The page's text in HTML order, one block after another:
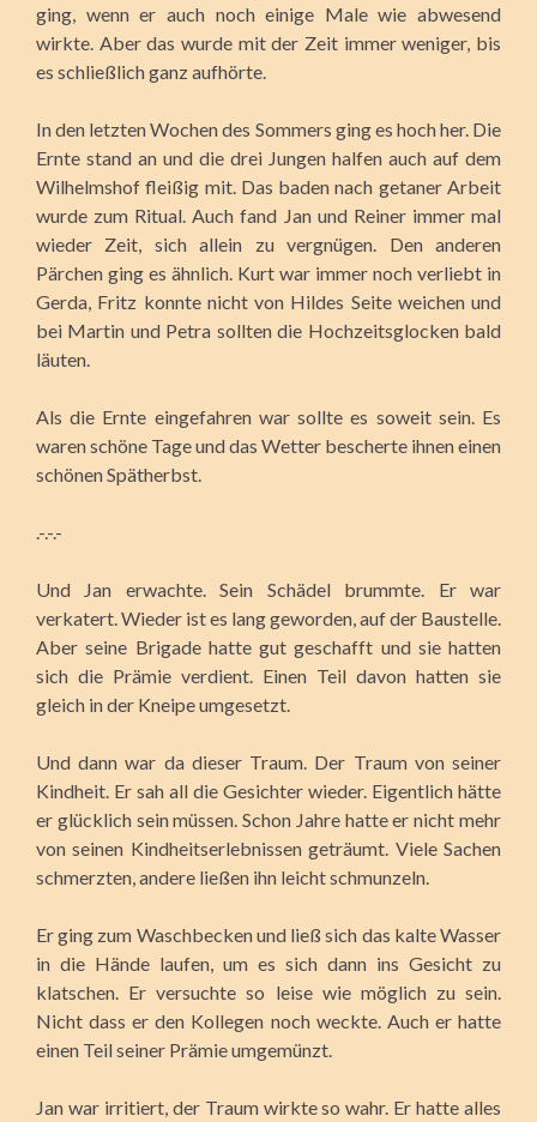
ging, wenn er auch noch einige Male wie abwesend
wirkte. Aber das wurde mit der Zeit immer weniger, bis
es schließlich ganz aufhörte.
In den letzten Wochen des Sommers ging es hoch her. Die
Ernte stand an und die drei Jungen halfen auch auf dem
Wilhelmshof fleißig mit. Das baden nach getaner Arbeit
wurde zum Ritual. Auch fand Jan und Reiner immer mal
wieder Zeit, sich allein zu vergnügen. Den anderen
Pärchen ging es ähnlich. Kurt war immer noch verliebt in
Gerda, Fritz konnte nicht von Hildes Seite weichen und
bei Martin und Petra sollten die Hochzeitsglocken bald
läuten.
Als die Ernte eingefahren war sollte es soweit sein. Es
waren schöne Tage und das Wetter bescherte ihnen einen
schönen Spätherbst.
.-.-.-
Und Jan erwachte. Sein Schädel brummte. Er war
verkatert. Wieder ist es lang geworden, auf der Baustelle.
Aber seine Brigade hatte gut geschafft und sie hatten
sich die Prämie verdient. Einen Teil davon hatten sie
gleich in der Kneipe umgesetzt.
Und dann war da dieser Traum. Der Traum von seiner
Kindheit. Er sah all die Gesichter wieder. Eigentlich hätte
er glücklich sein müssen. Schon Jahre hatte er nicht mehr
von seinen Kindheitserlebnissen geträumt. Viele Sachen
schmerzten, andere ließen ihn leicht schmunzeln.
Er ging zum Waschbecken und ließ sich das kalte Wasser
in die Hände laufen, um es sich dann ins Gesicht zu
klatschen. Er versuchte so leise wie möglich zu sein.
Nicht dass er den Kollegen noch weckte. Auch er hatte
einen Teil seiner Prämie umgemünzt.
Jan war irritiert, der Traum wirkte so wahr. Er hatte alles